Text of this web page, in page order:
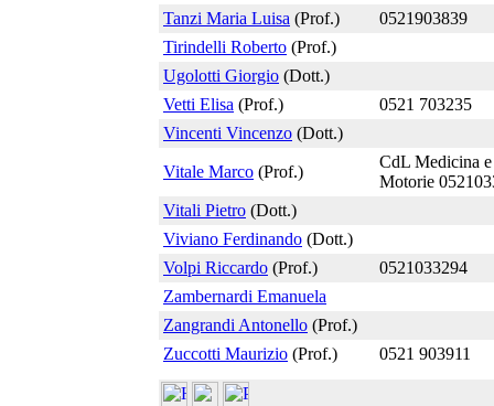
Tanzi Maria Luisa (Prof.)
0521903839
Tirindelli Roberto (Prof.)
Ugolotti Giorgio (Dott.)
Vetti Elisa (Prof.)
0521 703235
Vincenti Vincenzo (Dott.)
Vitale Marco (Prof.)
CdL Medicina
Motorie
Vitali Pietro (Dott.)
Viviano Ferdinando (Dott.)
Volpi Riccardo (Prof.)
0521033294
Zambernardi Emanuela
Zangrandi Antonello (Prof.)
Zuccotti Maurizio (Prof.) 0521 903911